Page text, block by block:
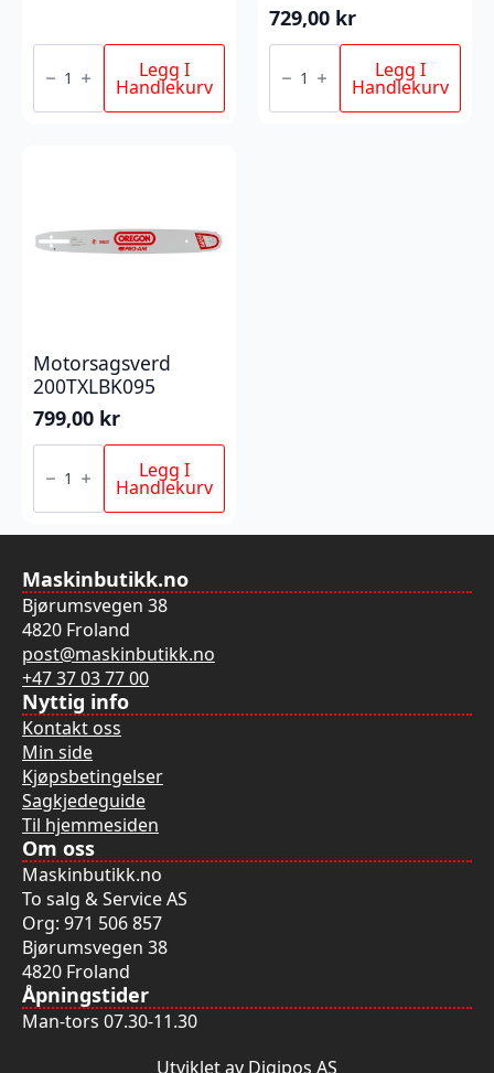
Motorsagsverd
antall Legg I
Handlekurv
729,00 kr
Motorsagsverd
antall Legg I
Handlekurv
Motorsagsverd
200TXLBK095
799,00 kr
Motorsagsverd
antall Legg I
Handlekurv
Maskinbutikk.no
Bjørumsvegen 38
4820 Froland
post@maskinbutikk.no
+47 37 03 77 00
Nyttig info
Kontakt oss
Min side
Kjøpsbetingelser
Sagkjedeguide
Til hjemmesiden
Om oss
Maskinbutikk.no
To salg & Service AS
Org: 971 506 857
Bjørumsvegen 38
4820 Froland
Åpningstider
Man-tors 07.30-11.30
Utviklet av Digipos AS